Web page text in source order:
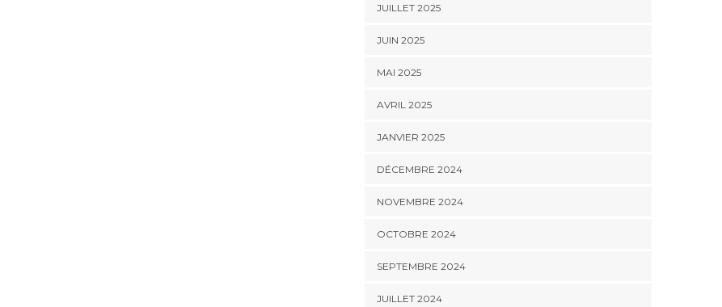
JUILLET 2025
JUIN 2025
MAI 2025
AVRIL 2025
JANVIER 2025
DÉCEMBRE 2024
NOVEMBRE 2024
OCTOBRE 2024
SEPTEMBRE 2024
JUILLET 2024